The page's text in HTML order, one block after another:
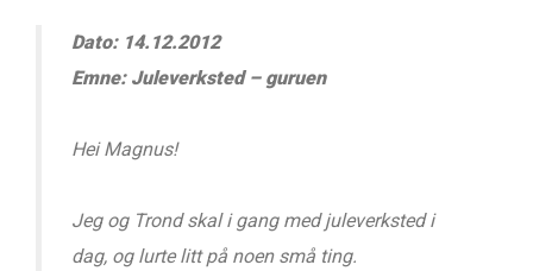
Dato: 14.12.2012
Emne: Juleverksted – guruen
Hei Magnus!
Jeg og Trond skal i gang med juleverksted i
dag, og lurte litt på noen små ting.